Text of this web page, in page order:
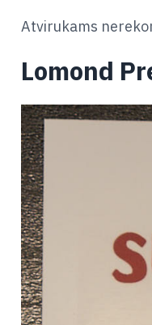
Atvirukams
Lomond